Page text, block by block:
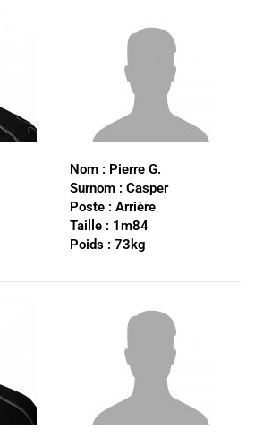
Nom : Pierre G.
Surnom : Casper
Poste : Arrière
Taille : 1m84
Poids : 73kg